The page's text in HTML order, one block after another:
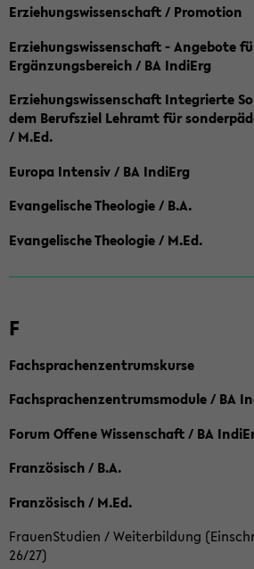
Erziehungswissenschaft / Promotion
Erziehungswissenschaft - Angebote
Ergänzungsbereich / BA IndiErg
Erziehungswissenschaft Integrierte
dem Berufsziel Lehramt für
/ M.Ed.
Europa Intensiv / BA IndiErg
Evangelische Theologie / B.A.
Evangelische Theologie / M.Ed.
F
Fachsprachenzentrumskurse
Fachsprachenzentrumsmodule / BA
Forum Offene Wissenschaft / BA
Französisch / B.A.
Französisch / M.Ed.
FrauenStudien / Weiterbildung
26/27)